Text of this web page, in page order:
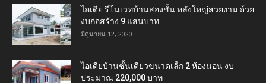
ไอเดีย รีโนเวทบ้านสองชั้น หลังใหญ่สวยงาม ด้วย
งบก่อสร้าง 9 แสนบาท
มิถุนายน 12, 2020
ไอเดียบ้านชั้นเดียวขนาดเล็ก 2 ห้องนอน งบ
ประมาณ 220,000 บาท